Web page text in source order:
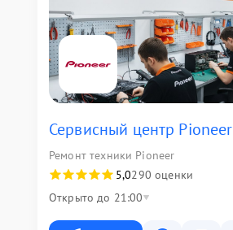
Сервисный центр Pioneer
Ремонт техники Pioneer
5,0290 оценки
Открыто до 21:00